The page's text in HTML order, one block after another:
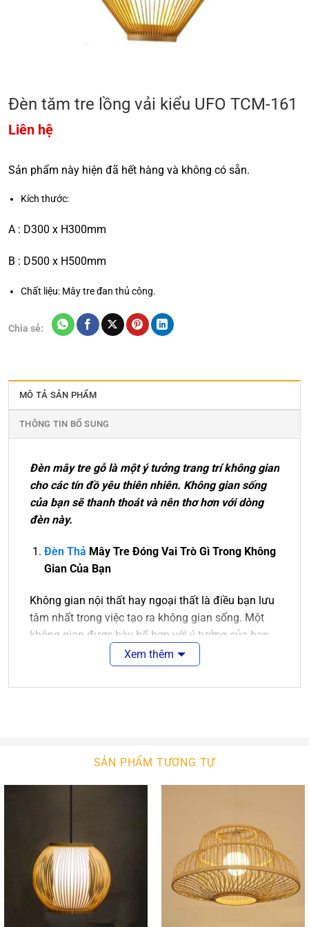
Đèn tăm tre lồng vải kiểu UFO TCM-161
Liên hệ
Sản phẩm này hiện đã hết hàng và không có sẵn.
Kích thước:
A : D300 x H300mm
B : D500 x H500mm
Chất liệu: Mây tre đan thủ công.
Chia sẻ:
MÔ TẢ SẢN PHẨM
THÔNG TIN BỔ SUNG
Đèn mây tre gỗ là một ý tưởng trang trí không gian
cho các tín đồ yêu thiên nhiên. Không gian sống
của bạn sẽ thanh thoát và nên thơ hơn với dòng
đèn này.
Đèn Thả Mây Tre Đóng Vai Trò Gì Trong Không
Gian Của Bạn
Không gian nội thất hay ngoại thất là điều bạn lưu
tâm nhất trong việc tạo ra không gian sống. Một
không gian được bày bố hợp với ý tưởng của bạn
là điều tuyệt vời. Sẽ tuyệt vời hơn nếu không gian
ấy được màu sắc của ánh sáng chiếu rọi.
phong phú về kiểu dáng thiết kế, ngôi nhà bạn sẽ
thêm xinh đẹp. Với công nghệ chiếu sáng hiện đại,
không gian của bạn sẽ bừng sáng hay lung linh.
An An Decor luôn tìm kiếm để nhập khẩu các mẫu
đèn tường hiện đại chất lượng cao. Bên cạnh đó,
chúng tôi còn tự thiết kế và sản xuất các mẫu đèn
tường theo ý tưởng khách hàng đưa ra. Chúng tôi
Xem thêm
SẢN PHẨM TƯƠNG TỰ